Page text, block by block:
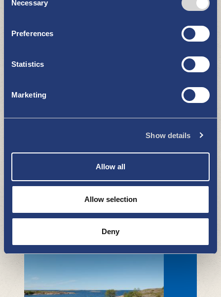
Selection
Necessary
Preferences
Statistics
Marketing
Show details
Allow all
Allow selection
Deny
MERI JA LUONTO
Pyhämaan Telakanrannan
vierassatama